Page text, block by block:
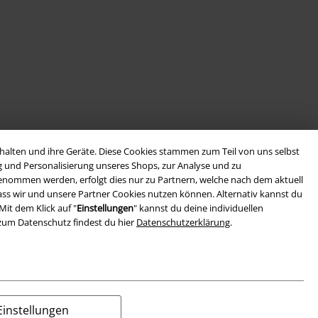
und ihre Geräte. Diese Cookies stammen zum Teil von uns selbst
Personalisierung unseres Shops, zur Analyse und zu
werden, erfolgt dies nur zu Partnern, welche nach dem aktuell
wir und unsere Partner Cookies nutzen können. Alternativ kannst du
dem Klick auf "Einstellungen" kannst du deine individuellen
Datenschutz findest du hier Datenschutzerklärung.